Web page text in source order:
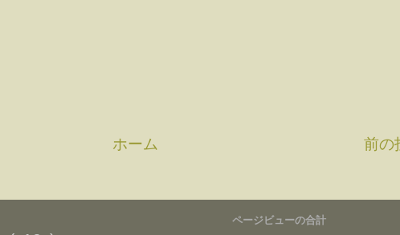
前の
ホーム
ページビューの合計